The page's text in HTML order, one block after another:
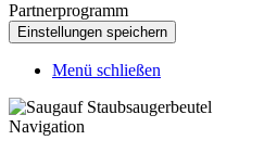
Partnerprogramm
Menü schließen
Navigation